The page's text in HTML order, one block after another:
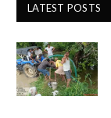
LATEST POSTS